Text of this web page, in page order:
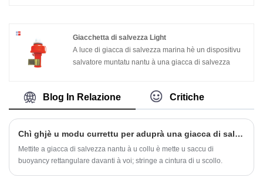
Giacchetta di salvezza Light
A luce di giacca di salvezza marina hè un dispositivu
salvatore muntatu nantu à una giacca di salvezza
Blog In Relazione Critiche
Chì ghjè u modu currettu per aduprà una giacca di salvezza?
Mettite a giacca di salvezza nantu à u collu è mette u saccu di
buoyancy rettangulare davanti à voi; stringe a cintura di u scollo.